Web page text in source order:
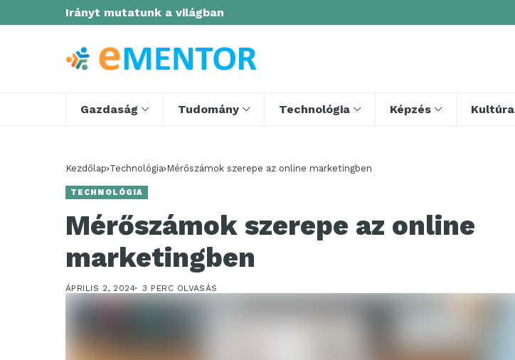
Irányt mutatunk a világban
Gazdaság Tudomány Technológia Képzés Kultúra
Kezdőlap Technológia Mérőszámok szerepe az online marketingben
TECHNOLÓGIA
Mérőszámok szerepe az online
marketingben
ÁPRILIS 2, 2024 3 PERC OLVASÁS